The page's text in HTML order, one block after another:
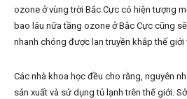
ozone ở vùng trời Bắc Cực có hiện tượng
bao lâu nữa tầng ozone ở Bắc Cực cũng
nhanh chóng được lan truyền khắp thế
Các nhà khoa học đều cho rằng, nguyên
sản xuất và sử dụng tủ lạnh trên thế giới.